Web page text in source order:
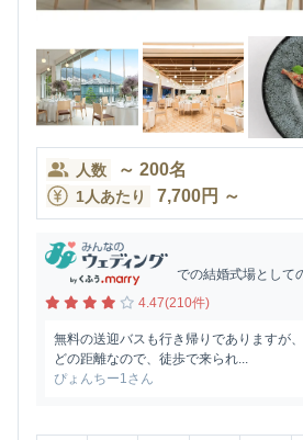
人数 ～ 200名
1人あたり 7,700円 ～
での結婚式場として
4.47(210件)
無料の送迎バスも行き帰りでありますが
どの距離なので、徒歩で来られ...
ぴょんちー1さん